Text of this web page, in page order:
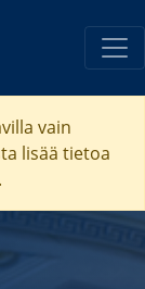
vain
lisää tietoa